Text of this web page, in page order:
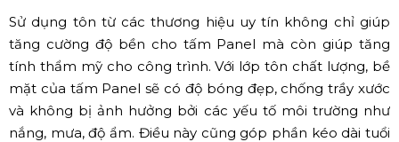
Sử dụng tôn từ các thương hiệu uy tín không chỉ giúp
tăng cường độ bền cho tấm Panel mà còn giúp tăng
tính thẩm mỹ cho công trình. Với lớp tôn chất lượng, bề
mặt của tấm Panel sẽ có độ bóng đẹp, chống trầy xước
và không bị ảnh hưởng bởi các yếu tố môi trường như
nắng, mưa, độ ẩm. Điều này cũng góp phần kéo dài tuổi